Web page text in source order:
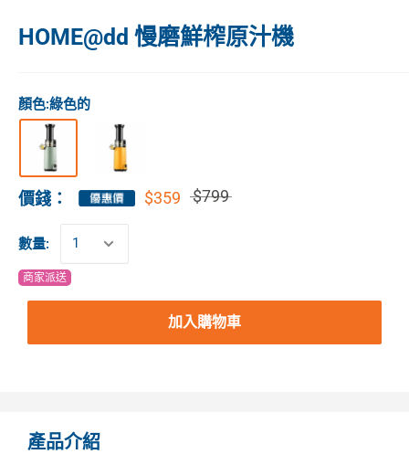
HOME@dd 慢磨鮮榨原汁機
顏色:綠色的
價錢： $359 $799
數量:
商家派送
加入購物車
產品介紹